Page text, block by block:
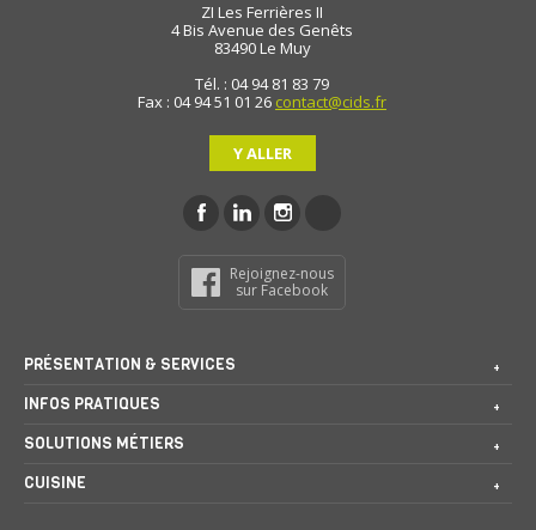
ZI Les Ferrières II
4 Bis Avenue des Genêts
83490Le Muy
Tél. : 04 94 81 83 79
Fax : 04 94 51 01 26 contact@cids.fr
Y ALLER
Rejoignez-nous
sur Facebook
PRÉSENTATION & SERVICES
INFOS PRATIQUES
SOLUTIONS MÉTIERS
CUISINE